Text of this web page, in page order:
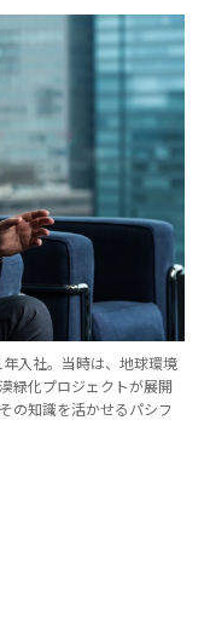
入社。当時は、地球環境
緑化プロジェクトが展開
の知識を活かせるパシフ